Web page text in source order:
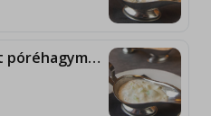
Joghurtos-kapros öntet póréhagymával